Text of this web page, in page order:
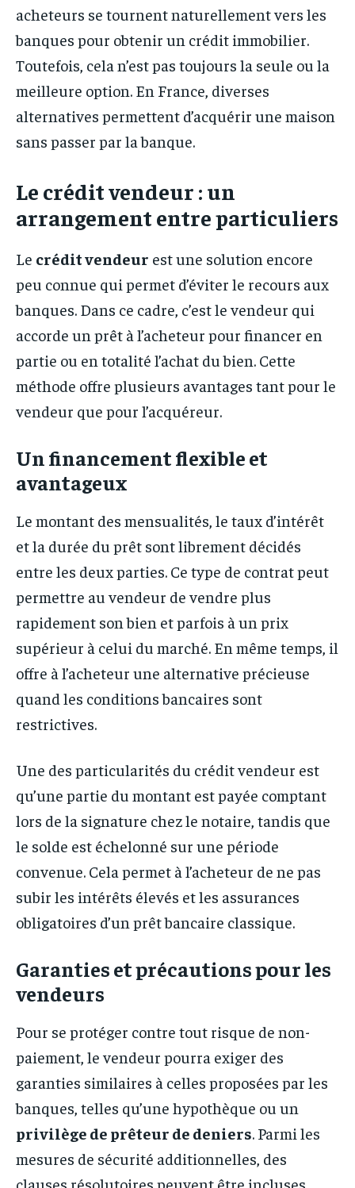
acheteurs se tournent naturellement vers les
banques pour obtenir un crédit immobilier.
Toutefois, cela n’est pas toujours la seule ou la
meilleure option. En France, diverses
alternatives permettent d’acquérir une maison
sans passer par la banque.
Le crédit vendeur : un
arrangement entre particuliers
Le crédit vendeur est une solution encore
peu connue qui permet d’éviter le recours aux
banques. Dans ce cadre, c’est le vendeur qui
accorde un prêt à l’acheteur pour financer en
partie ou en totalité l’achat du bien. Cette
méthode offre plusieurs avantages tant pour le
vendeur que pour l’acquéreur.
Un financement flexible et
avantageux
Le montant des mensualités, le taux d’intérêt
et la durée du prêt sont librement décidés
entre les deux parties. Ce type de contrat peut
permettre au vendeur de vendre plus
rapidement son bien et parfois à un prix
supérieur à celui du marché. En même temps, il
offre à l’acheteur une alternative précieuse
quand les conditions bancaires sont
restrictives.
Une des particularités du crédit vendeur est
qu’une partie du montant est payée comptant
lors de la signature chez le notaire, tandis que
le solde est échelonné sur une période
convenue. Cela permet à l’acheteur de ne pas
subir les intérêts élevés et les assurances
obligatoires d’un prêt bancaire classique.
Garanties et précautions pour les
vendeurs
Pour se protéger contre tout risque de non-
paiement, le vendeur pourra exiger des
garanties similaires à celles proposées par les
banques, telles qu’une hypothèque ou un
privilège de prêteur de deniers. Parmi les
mesures de sécurité additionnelles, des
clauses résolutoires peuvent être incluses